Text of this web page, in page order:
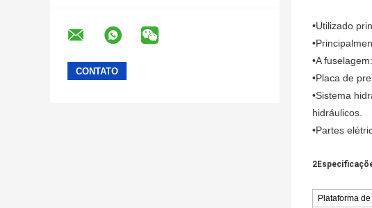
•Utilizado
•
•A
•Placa de
•Sistema
hidráulicos.
•Partes
Plataforma